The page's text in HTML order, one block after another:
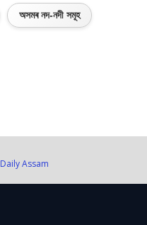
অসমৰ নদ-নদী সমূহ
Daily Assam